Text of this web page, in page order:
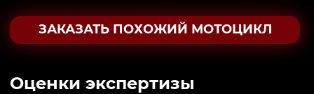
ЗАКАЗАТЬ ПОХОЖИЙ МОТОЦИКЛ
Oценки экспертизы